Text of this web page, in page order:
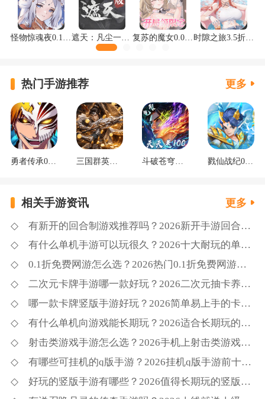
遮天：凡尘一叶3.5折免费版
热门手游推荐 更多
勇者传承0.1折死神觉醒
相关手游资讯 更多
有新开的回合制游戏推荐吗？2026新开手游回合制游戏前十名精选
有什么单机手游可以玩很久？2026十大耐玩的单机手游下载推荐
0.1折免费网游怎么选？2026热门0.1折免费网游大全排行榜
二次元卡牌手游哪一款好玩？2026二次元抽卡养成类手游推荐
哪一款卡牌竖版手游好玩？2026简单易上手的卡牌竖版手游汇总
有什么单机向游戏能长期玩？2026适合长期玩的单机手游推荐
射击类游戏手游怎么选？2026手机上射击类游戏前十名推荐
有哪些可挂机的q版手游？2026挂机q版手游前十名推荐
好玩的竖版手游有哪些？2026值得长期玩的竖版手游大全盘点